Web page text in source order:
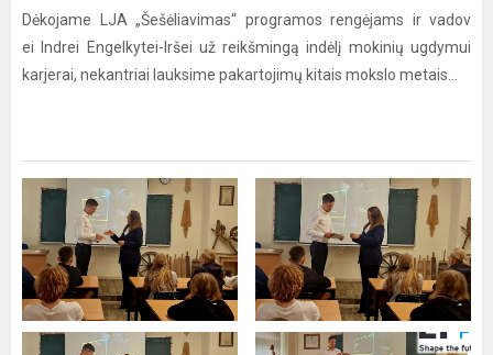
​Dėkojame LJA „Šešėliavimas“ programos​ rengėjams ir vadov​
ei Indr​ei Engelkyt​ei-Irš​ei už reikšmingą indėlį mokinių ugdymui
karjerai, nekantriai lauksime pakartojimų kitais mokslo metais...